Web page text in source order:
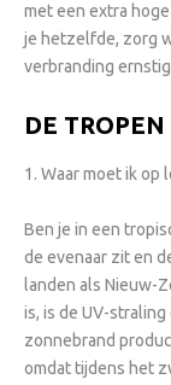
met een extra
je hetzelfde, zorg
verbranding
DE TROPEN
1. Waar moet ik op
Ben je in een
de evenaar zit en
landen als Nieuw-
is, is de UV-
zonnebrand
omdat tijdens het